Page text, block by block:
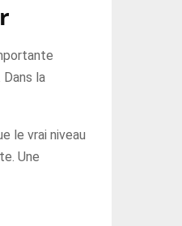
la
le vrai niveau
Une